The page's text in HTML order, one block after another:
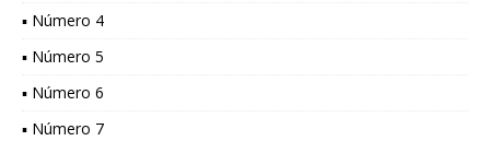
▪ Número 4
▪ Número 5
▪ Número 6
▪ Número 7